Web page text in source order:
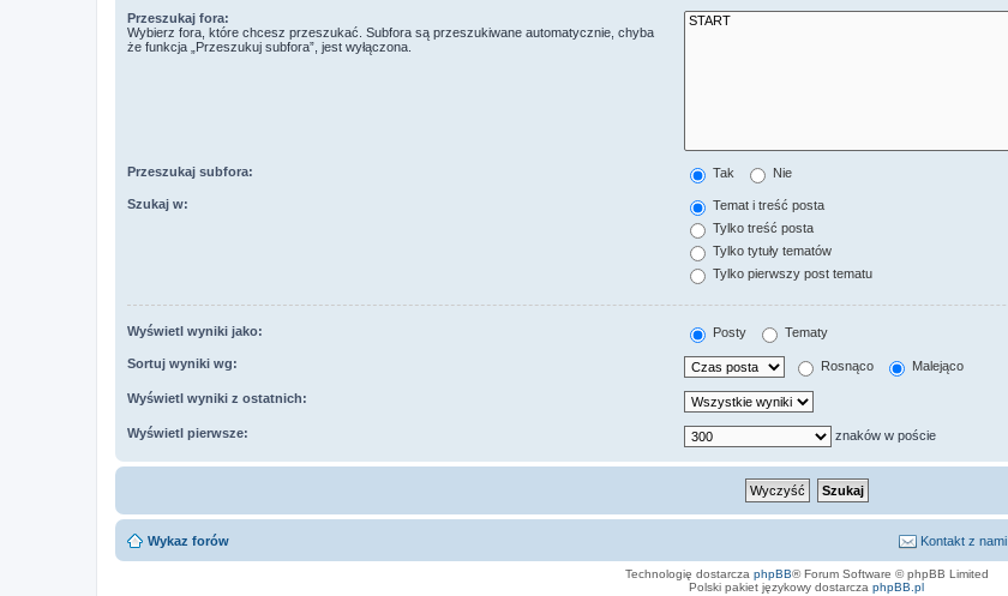
Przeszukaj fora:
Wybierz fora, które chcesz przeszukać. Subfora są przeszukiwane automatycznie, chyba
że funkcja „Przeszukuj subfora”, jest wyłączona.
Przeszukaj subfora: Tak Nie
Szukaj w:
Temat i treść posta
Tylko treść posta
Tylko tytuły tematów
Tylko pierwszy post tematu
Wyświetl wyniki jako: Posty Tematy
Sortuj wyniki wg: Rosnąco Malejąco
Wyświetl wyniki z ostatnich:
Wyświetl pierwsze: znaków w poście
Wykaz forów Kontakt z nami
Technologię dostarcza phpBB® Forum Software © phpBB Limited
Polski pakiet językowy dostarcza phpBB.pl